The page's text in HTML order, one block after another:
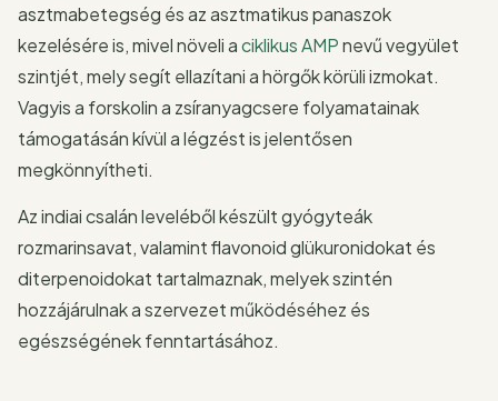
asztmabetegség és az asztmatikus panaszok
kezelésére is, mivel növeli aciklikus AMPnevű vegyület
szintjét, mely segít ellazítani a hörgők körüli izmokat.
Vagyis a forskolin a zsíranyagcsere folyamatainak
támogatásán kívül a légzést is jelentősen
megkönnyítheti.
Az indiai csalán leveléből készült gyógyteák
rozmarinsavat, valamint flavonoid glükuronidokat és
diterpenoidokat tartalmaznak, melyek szintén
hozzájárulnak a szervezet működéséhez és
egészségének fenntartásához.